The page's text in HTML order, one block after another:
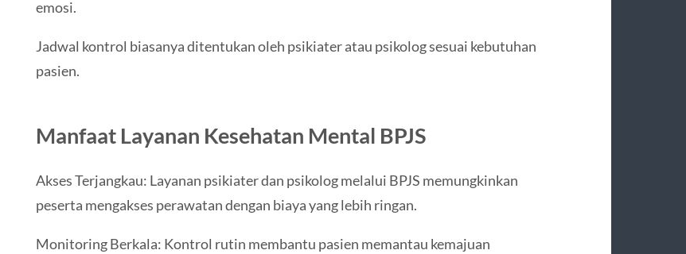
emosi.
Jadwal kontrol biasanya ditentukan oleh psikiater atau psikolog sesuai kebutuhan
pasien.
Manfaat Layanan Kesehatan Mental BPJS
Akses Terjangkau: Layanan psikiater dan psikolog melalui BPJS memungkinkan
peserta mengakses perawatan dengan biaya yang lebih ringan.
Monitoring Berkala: Kontrol rutin membantu pasien memantau kemajuan